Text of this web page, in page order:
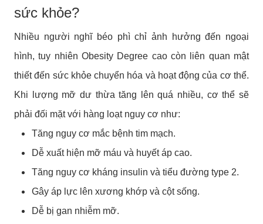
sức khỏe?
Nhiều người nghĩ béo phì chỉ ảnh hưởng đến ngoại
hình, tuy nhiên Obesity Degree cao còn liên quan mật
thiết đến sức khỏe chuyển hóa và hoạt động của cơ thể.
Khi lượng mỡ dư thừa tăng lên quá nhiều, cơ thể sẽ
phải đối mặt với hàng loạt nguy cơ như:
Tăng nguy cơ mắc bệnh tim mạch.
Dễ xuất hiện mỡ máu và huyết áp cao.
Tăng nguy cơ kháng insulin và tiểu đường type 2.
Gây áp lực lên xương khớp và cột sống.
Dễ bị gan nhiễm mỡ.